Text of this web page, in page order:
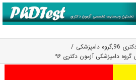
96
,گروه دامپزشکی
دامپزشکی آزمون دکتری ۹۶